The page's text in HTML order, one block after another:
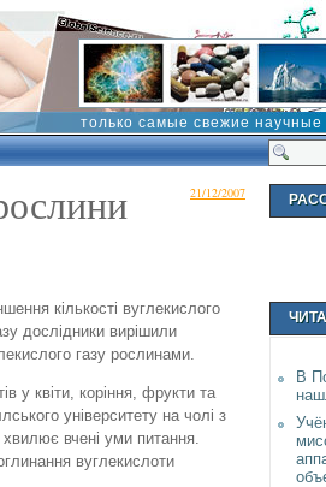
только самые свежие
21/12/2007
кількості вуглекислого
дослідники вирішили
газу рослинами.
у квіти, коріння, фрукти та
університету на чолі з
вчені уми питання.
вуглекислоти
В